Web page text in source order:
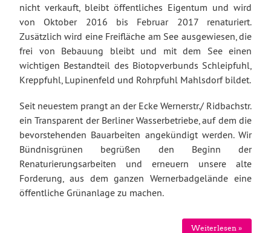
nicht verkauft, bleibt öffentliches Eigentum und wird
von Oktober 2016 bis Februar 2017 renaturiert.
Zusätzlich wird eine Freifläche am See ausgewiesen, die
frei von Bebauung bleibt und mit dem See einen
wichtigen Bestandteil des Biotopverbunds Schleipfuhl,
Kreppfuhl, Lupinenfeld und Rohrpfuhl Mahlsdorf bildet.
Seit neuestem prangt an der Ecke Wernerstr./ Ridbachstr.
ein Transparent der Berliner Wasserbetriebe, auf dem die
bevorstehenden Bauarbeiten angekündigt werden. Wir
Bündnisgrünen begrüßen den Beginn der
Renaturierungsarbeiten und erneuern unsere alte
Forderung, aus dem ganzen Wernerbadgelände eine
öffentliche Grünanlage zu machen.
Weiterlesen »